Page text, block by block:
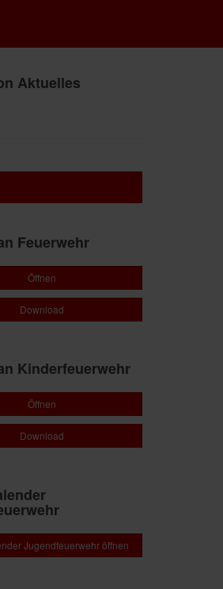
Aktuelles
Feuerwehr
Öffnen
Download
Kinderfeuerwehr
Öffnen
Download
Jugendfeuerwehr öffnen